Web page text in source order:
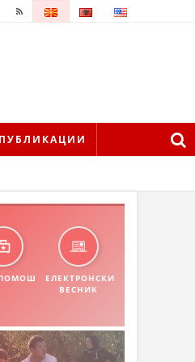
ПУБЛИКАЦИИ
ЕЛЕКТРОНСКИ
ВЕСНИК